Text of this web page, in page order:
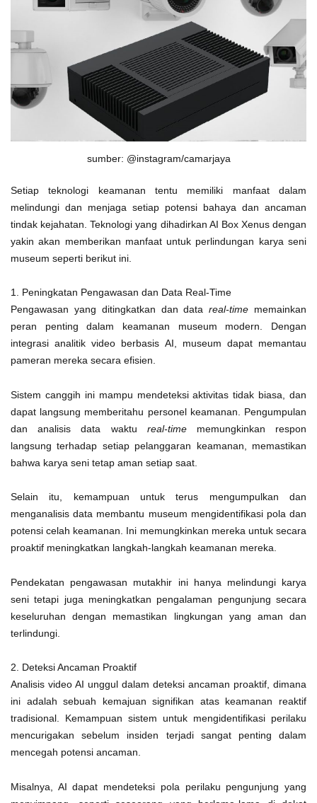
sumber: @instagram/camarjaya
Setiap teknologi keamanan tentu memiliki manfaat dalam
melindungi dan menjaga setiap potensi bahaya dan ancaman
tindak kejahatan. Teknologi yang dihadirkan AI Box Xenus dengan
yakin akan memberikan manfaat untuk perlindungan karya seni
museum seperti berikut ini.
1. Peningkatan Pengawasan dan Data Real-Time
Pengawasan yang ditingkatkan dan datareal-time memainkan
peran penting dalam keamanan museum modern. Dengan
integrasi analitik video berbasis AI, museum dapat memantau
pameran mereka secara efisien.
Sistem canggih ini mampu mendeteksi aktivitas tidak biasa, dan
dapat langsung memberitahu personel keamanan. Pengumpulan
dan analisis data waktu real-timememungkinkan respon
langsung terhadap setiap pelanggaran keamanan, memastikan
bahwa karya seni tetap aman setiap saat.
Selain itu, kemampuan untuk terus mengumpulkan dan
menganalisis data membantu museum mengidentifikasi pola dan
potensi celah keamanan. Ini memungkinkan mereka untuk secara
proaktif meningkatkan langkah-langkah keamanan mereka.
Pendekatan pengawasan mutakhir ini hanya melindungi karya
seni tetapi juga meningkatkan pengalaman pengunjung secara
keseluruhan dengan memastikan lingkungan yang aman dan
terlindungi.
2. Deteksi Ancaman Proaktif
Analisis video AI unggul dalam deteksi ancaman proaktif, dimana
ini adalah sebuah kemajuan signifikan atas keamanan reaktif
tradisional. Kemampuan sistem untuk mengidentifikasi perilaku
mencurigakan sebelum insiden terjadi sangat penting dalam
mencegah potensi ancaman.
Misalnya, AI dapat mendeteksi pola perilaku pengunjung yang